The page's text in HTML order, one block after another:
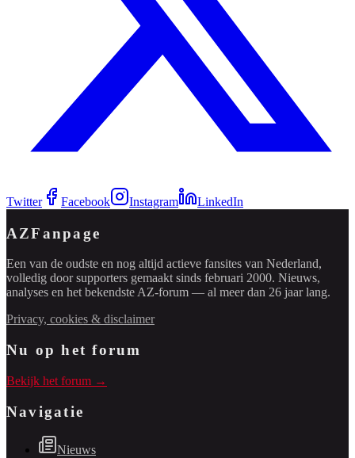
Twitter Facebook Instagram LinkedIn
AZFanpage
Een van de oudste en nog altijd actieve fansites van Nederland,
volledig door supporters gemaakt sinds februari 2000. Nieuws,
analyses en het bekendste AZ-forum — al meer dan 26 jaar lang.
Privacy, cookies & disclaimer
Nu op het forum
Bekijk het forum →
Navigatie
Nieuws